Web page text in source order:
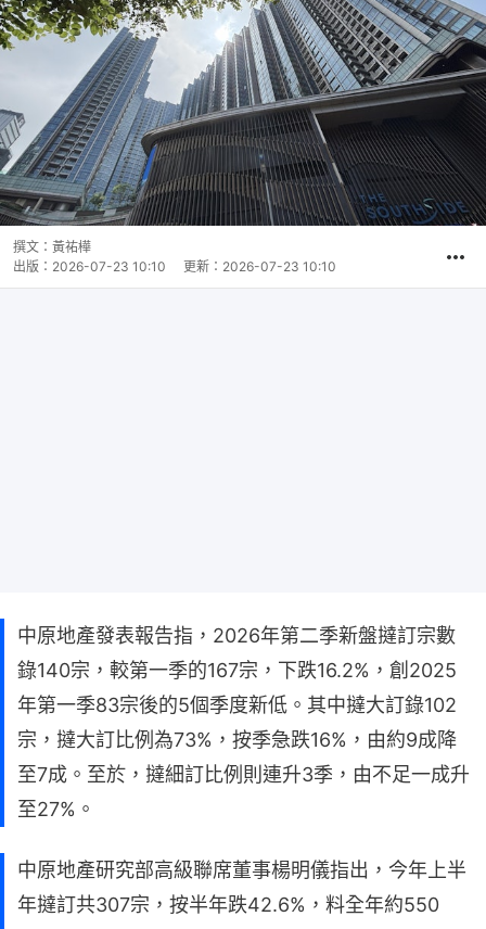
撰文： 黃祐樺
出版： 2026-07-23 10:10 更新： 2026-07-23 10:10
中原地產發表報告指，2026年第二季新盤撻訂宗數
錄140宗，較第一季的167宗，下跌16.2%，創2025
年第一季83宗後的5個季度新低。其中撻大訂錄102
宗，撻大訂比例為73%，按季急跌16%，由約9成降
至7成。至於，撻細訂比例則連升3季，由不足一成升
至27%。
中原地產研究部高級聯席董事楊明儀指出，今年上半
年撻訂共307宗，按半年跌42.6%，料全年約550